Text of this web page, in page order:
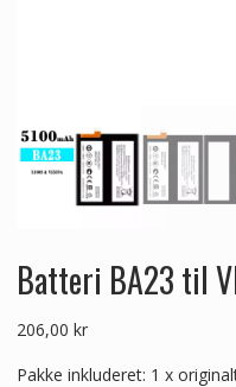
Batteri BA23 til
206,00 kr
Pakke inkluderet: 1 x